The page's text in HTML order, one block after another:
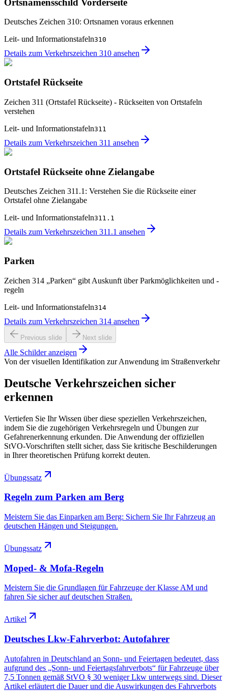
Ortsnamensschild Vorderseite
Deutsches Zeichen 310: Ortsnamen voraus erkennen
Leit- und Informationstafeln310
Details zum Verkehrszeichen 310 ansehen
Ortstafel Rückseite
Zeichen 311 (Ortstafel Rückseite) - Rückseiten von Ortstafeln
verstehen
Leit- und Informationstafeln311
Details zum Verkehrszeichen 311 ansehen
Ortstafel Rückseite ohne Zielangabe
Deutsches Zeichen 311.1: Verstehen Sie die Rückseite einer
Ortstafel ohne Zielangabe
Leit- und Informationstafeln311.1
Details zum Verkehrszeichen 311.1 ansehen
Parken
Zeichen 314 „Parken“ gibt Auskunft über Parkmöglichkeiten und -
regeln
Leit- und Informationstafeln314
Details zum Verkehrszeichen 314 ansehen
Previous slide Next slide
Alle Schilder anzeigen
Von der visuellen Identifikation zur Anwendung im Straßenverkehr
Deutsche Verkehrszeichen sicher
erkennen
Vertiefen Sie Ihr Wissen über diese speziellen Verkehrszeichen,
indem Sie die zugehörigen Verkehrsregeln und Übungen zur
Gefahrenerkennung erkunden. Die Anwendung der offiziellen
StVO-Vorschriften stellt sicher, dass Sie kritische Beschilderungen
in Ihrer theoretischen Prüfung korrekt deuten.
Übungssatz
Regeln zum Parken am Berg
Meistern Sie das Einparken am Berg: Sichern Sie Ihr Fahrzeug an
deutschen Hängen und Steigungen.
Übungssatz
Moped- & Mofa-Regeln
Meistern Sie die Grundlagen für Fahrzeuge der Klasse AM und
fahren Sie sicher auf deutschen Straßen.
Artikel
Deutsches Lkw-Fahrverbot: Autofahrer
Autofahren in Deutschland an Sonn- und Feiertagen bedeutet, dass
aufgrund des „Sonn- und Feiertagsfahrverbots“ für Fahrzeuge über
7,5 Tonnen gemäß StVO § 30 weniger Lkw unterwegs sind. Dieser
Artikel erläutert die Dauer und die Auswirkungen des Fahrverbots